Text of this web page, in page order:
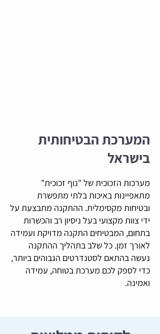
המערכת הבטיחותית
בישראל
מערכות הזכוכית של "נוף זכוכית"
מתאפיינות באיכות בלתי מתפשרת
ובטיחות מקסימלית. ההתקנה מתבצעת על
ידי צוות מקצועי בעל ניסיון רב והכשרות
בתחום, המבטיחים התקנה מדויקת ועמידה
לאורך זמן. כל שלב בתהליך ההתקנה
נעשה בהתאם לסטנדרטים הגבוהים ביותר,
כדי לספק לכם מערכת בטוחה, עמידה
ואמינה.